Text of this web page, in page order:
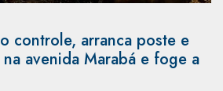
controle, arranca poste e
avenida Marabá e foge a